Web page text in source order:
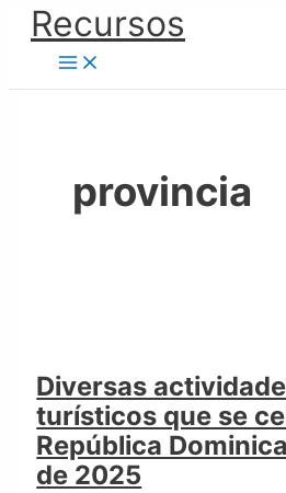
contenido
Recursos
provincia
Diversas
turísticos que se
República
de 2025
Diversas
actividades
celebran
de
2025